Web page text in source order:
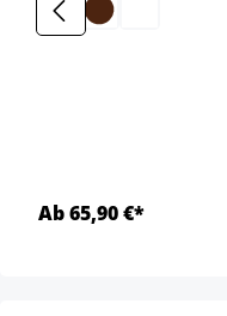
Ab 65,90 €*